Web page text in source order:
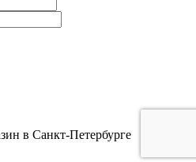
в Санкт-Петербурге